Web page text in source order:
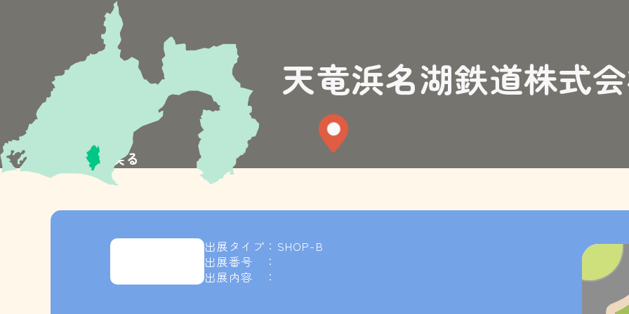
≪TOPに戻る
天竜浜名湖鉄道株式
出展タイプ：SHOP-B
出展番号 ：
出展内容 ：